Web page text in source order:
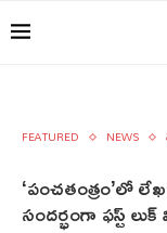
FEATURED NEWS
‘పంచతంత్రం’లో
సందర్భంగా ఫస్ట్